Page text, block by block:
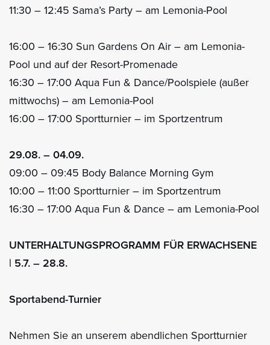
11:30 – 12:45 Sama’s Party – am Lemonia-Pool
16:00 – 16:30 Sun Gardens On Air – am Lemonia-
Pool und auf der Resort-Promenade
16:30 – 17:00 Aqua Fun & Dance/Poolspiele (außer
mittwochs) – am Lemonia-Pool
16:00 – 17:00 Sportturnier – im Sportzentrum
29.08. – 04.09.
09:00 – 09:45 Body Balance Morning Gym
10:00 – 11:00 Sportturnier – im Sportzentrum
16:30 – 17:00 Aqua Fun & Dance – am Lemonia-Pool
UNTERHALTUNGSPROGRAMM FÜR ERWACHSENE
| 5.7. – 28.8.
Sportabend-Turnier
Nehmen Sie an unserem abendlichen Sportturnier